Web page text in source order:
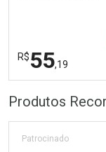
R$55,19
Laboratório
Por Menos
Produtos
Patrocinado